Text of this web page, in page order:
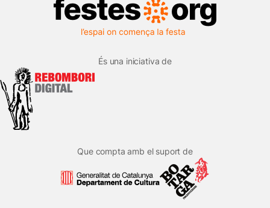
És una iniciativa de
Que compta amb el suport de